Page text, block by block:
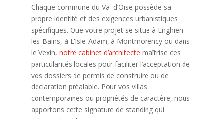
Chaque commune du Val-d’Oise possède sa
propre identité et des exigences urbanistiques
spécifiques. Que votre projet se situe à Enghien-
les-Bains, à L’Isle-Adam, à Montmorency ou dans
le Vexin, notre cabinet d’architecte maîtrise ces
particularités locales pour faciliter l’acceptation de
vos dossiers de permis de construire ou de
déclaration préalable. Pour vos villas
contemporaines ou propriétés de caractère, nous
apportons cette signature de standing qui